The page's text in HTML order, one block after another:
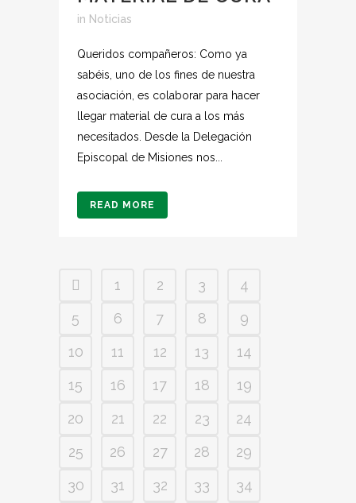
in Noticias
Queridos compañeros: Como ya
sabéis, uno de los fines de nuestra
asociación, es colaborar para hacer
llegar material de cura a los más
necesitados. Desde la Delegación
Episcopal de Misiones nos...
READ MORE
1 2 3
4
5
6 7 8
9
10
11 12 13
14
15
16 17 18
19
20
21 22 23
24
25
26 27 28
29
30
31 32 33
34